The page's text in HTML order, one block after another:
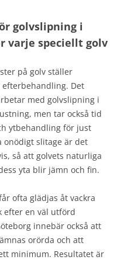
golvslipning i
varje speciellt golv
på golv ställer
Det
med golvslipning i
men tar också tid
ytbehandling för just
onödigt slitage är det
så att golvets naturliga
yta blir jämn och fin.
ofta glädjas åt vackra
efter en väl utförd
innebär också att
orörda och att
minimum. Resultatet är